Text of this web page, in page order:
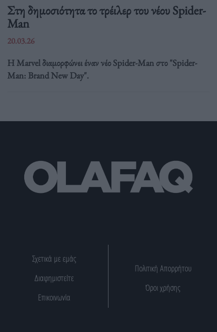
Στη δημοσιότητα το τρέιλερ του νέου Spider-
Man
20.03.26
Η Marvel διαμορφώνει έναν νέο Spider-Man στο "Spider-
Man: Brand New Day".
Σχετικά με εμάς
Διαφημιστείτε
Επικοινωνία
Πολιτική Απορρήτου
Όροι χρήσης